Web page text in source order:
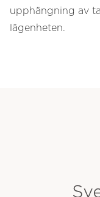
upphängning av
lägenheten.